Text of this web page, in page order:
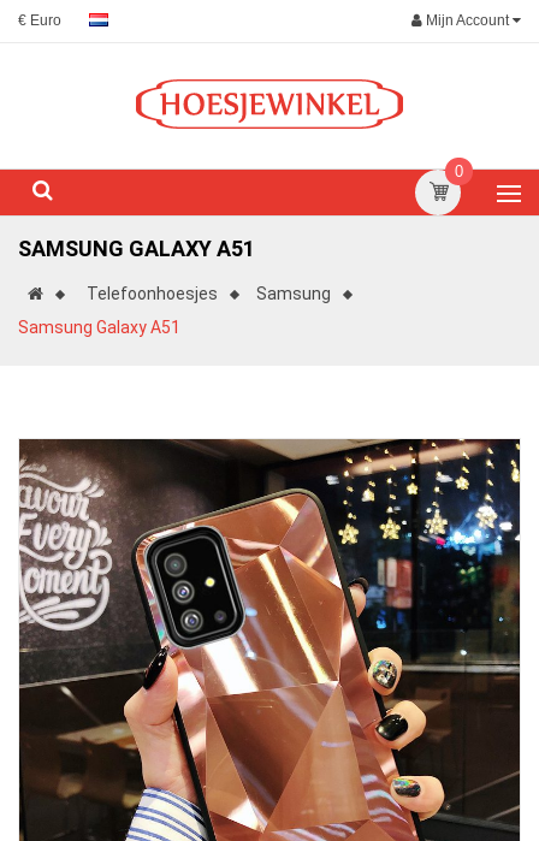
€ Euro Mijn Account
0
SAMSUNG GALAXY A51
Telefoonhoesjes
Samsung
Samsung Galaxy A51